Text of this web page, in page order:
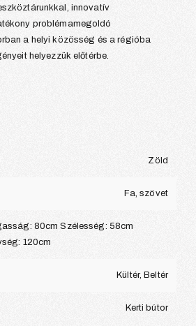
innovatív
problémamegoldó
a helyi közösség és a régióba
helyezzük előtérbe.
Zöld
Fa, szövet
80cm Szélesség: 58cm
120cm
Kültér, Beltér
Kerti bútor